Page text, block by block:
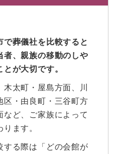
葬儀社を比較すると
者、親族の移動のしや
が大切です。
太町・屋島方面、川
区・由良町・三谷町方
ど、ご家族によって
ます。
する際は「どの会館が